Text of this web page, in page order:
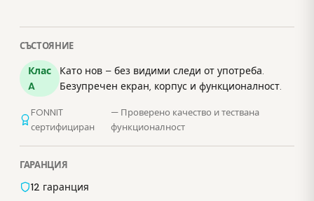
СЪСТОЯНИЕ
Клас
A
Като нов – без видими следи от употреба.
Безупречен екран, корпус и функционалност.
FONNIT
сертифициран
— Проверено качество и тествана
функционалност
ГАРАНЦИЯ
12 гаранция